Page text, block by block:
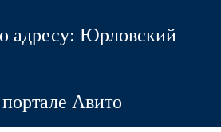
адресу: Юрловский
Авито